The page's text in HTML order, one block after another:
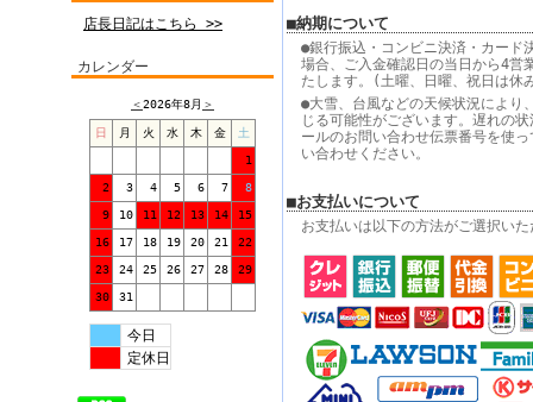
店長日記はこちら >>
カレンダー
＜2026年8月 ＞
日 月 火 水 木 金 土
1
2 3 4 5 6 7 8
9 10 11 12 13 14 15
16 17 18 19 20 21 22
23 24 25 26 27 28 29
30 31
今日
定休日
■納期について
●銀行振込・コンビニ決済・カード
場合、ご入金確認日の当日から4営
たします。(土曜、日曜、祝日は休
●大雪、台風などの天候状況により
じる可能性がございます。遅れの
ールのお問い合わせ伝票番号を使
い合わせください。
■お支払いについて
お支払いは以下の方法がご選択い